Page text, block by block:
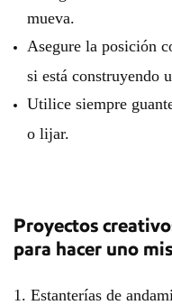
mueva.
Asegure la posición
si está construyendo
Utilice siempre
o lijar.
Proyectos
para hacer uno
1. Estanterías de